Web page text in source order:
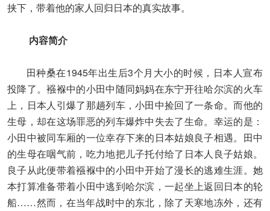
挟下，带着他的家人回归日本的真实故事。
内容简介
田种桑在1945年出生后3个月大小的时候，日本人宣布
投降了。襁褓中的小田中随同妈妈在东宁开往哈尔滨的火车
上，日本人引爆了那趟列车，小田中捡回了一条命。而他的
生母，却在这场罪恶的列车爆炸中失去了生命。幸运的是：
小田中被同车厢的一位幸存下来的日本姑娘良子相遇。田中
的生母在咽气前，吃力地把儿子托付给了日本人良子姑娘。
良子从此便带着襁褓中的小田中开始了漫长的逃难生涯。她
本打算准备带着小田中逃到哈尔滨，一起坐上返回日本的轮
船……然而，在当年战时中的东北，除了天寒地冻外，还有